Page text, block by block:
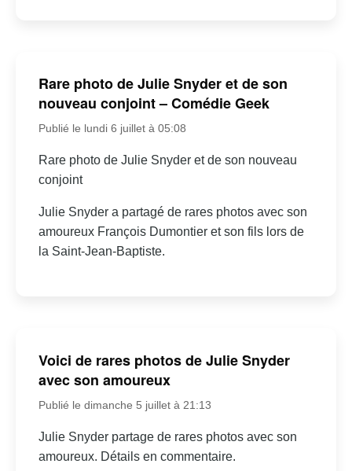
Rare photo de Julie Snyder et de son
nouveau conjoint – Comédie Geek
Publié le lundi 6 juillet à 05:08
Rare photo de Julie Snyder et de son nouveau
conjoint
Julie Snyder a partagé de rares photos avec son
amoureux François Dumontier et son fils lors de
la Saint-Jean-Baptiste.
Voici de rares photos de Julie Snyder
avec son amoureux
Publié le dimanche 5 juillet à 21:13
Julie Snyder partage de rares photos avec son
amoureux. Détails en commentaire.